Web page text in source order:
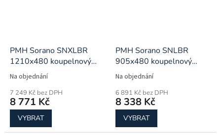
PMH Sorano SNXLBR
1210x480 koupelnový
radiátor
Na objednání
7 249 Kč bez DPH
8 771 Kč
VYBRAT
PMH Sorano SNLBR
905x480 koupelnový
radiátor
Na objednání
6 891 Kč bez DPH
8 338 Kč
VYBRAT